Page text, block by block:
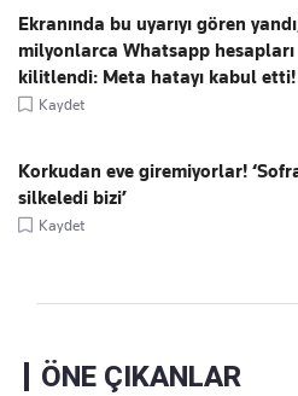
Ekranında bu uyarıyı gören
milyonlarca Whatsapp
kilitlendi: Meta hatayı kabul etti!
Kaydet
Korkudan eve giremiyorlar!
silkeledi bizi’
Kaydet
ÖNE ÇIKANLAR